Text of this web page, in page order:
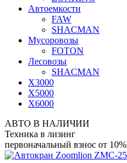
Автоемкости
FAW
SHACMAN
Мусоровозы
FOTON
Лесовозы
SHACMAN
X3000
X5000
X6000
АВТО В НАЛИЧИИ
Техника в лизинг
первоначальный взнос от 10%